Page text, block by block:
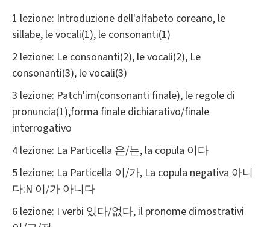
1 lezione: Introduzione dell'alfabeto coreano, le
sillabe, le vocali(1), le consonanti(1)
2 lezione: Le consonanti(2), le vocali(2), Le
consonanti(3), le vocali(3)
3 lezione: Patch'im(consonanti finale), le regole di
pronuncia(1),forma finale dichiarativo/finale
interrogativo
4 lezione: La Particella 은/는, la copula 이다
5 lezione: La Particella 이/가, La copula negativa 아니
다:N 이/가 아니다
6 lezione: I verbi 있다/없다, il pronome dimostrativi